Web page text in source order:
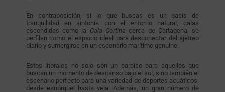
En contraposición, si lo que buscas es un oasis de
tranquilidad en sintonía con el entorno natural, calas
escondidas como la Cala Cortina cerca de Cartagena, se
perfilan como el espacio ideal para desconectar del ajetreo
diario y sumergirse en un escenario marítimo genuino.
Estos litorales no solo son un paraíso para aquellos que
buscan un momento de descanso bajo el sol, sino también el
escenario perfecto para una variedad de deportes acuáticos,
desde esnórquel hasta vela. Además, un gran número de